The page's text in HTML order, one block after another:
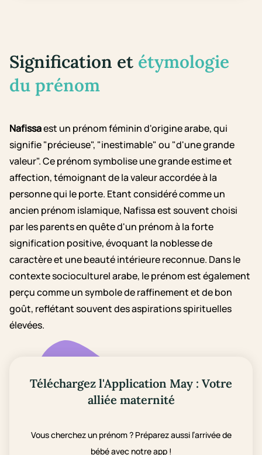
Signification et étymologie
du prénom
Nafissaest un prénom féminin d'origine arabe, qui
signifie "précieuse", "inestimable" ou "d'une grande
valeur". Ce prénom symbolise une grande estime et
affection, témoignant de la valeur accordée à la
personne qui le porte. Etant considéré comme un
ancien prénom islamique, Nafissa est souvent choisi
par les parents en quête d'un prénom à la forte
signification positive, évoquant la noblesse de
caractère et une beauté intérieure reconnue. Dans le
contexte socioculturel arabe, le prénom est également
perçu comme un symbole de raffinement et de bon
goût, reflétant souvent des aspirations spirituelles
élevées.
Téléchargez l'Application May : Votre
alliée maternité
Vous cherchez un prénom ? Préparez aussi l’arrivée de
bébé avec notre app !